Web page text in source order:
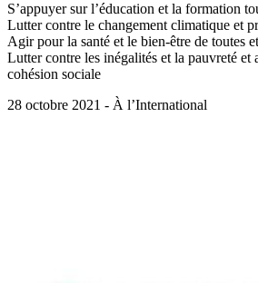
S’appuyer sur l’éducation et la formation
Lutter contre le changement climatique et
Agir pour la santé et le bien-être de toutes
Lutter contre les inégalités et la pauvreté et
cohésion sociale
28 octobre 2021 - À l’International